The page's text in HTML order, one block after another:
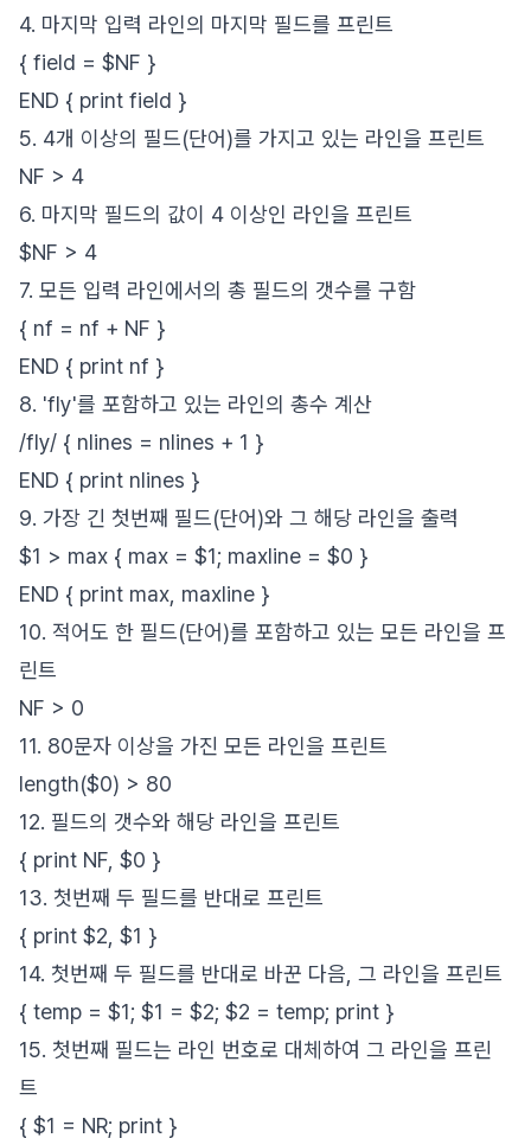
4. 마지막 입력 라인의 마지막 필드를 프린트
{ field = $NF }
END { print field }
5. 4개 이상의 필드(단어)를 가지고 있는 라인을 프린트
NF > 4
6. 마지막 필드의 값이 4 이상인 라인을 프린트
$NF > 4
7. 모든 입력 라인에서의 총 필드의 갯수를 구함
{ nf = nf + NF }
END { print nf }
8. 'fly'를 포함하고 있는 라인의 총수 계산
/fly/ { nlines = nlines + 1 }
END { print nlines }
9. 가장 긴 첫번째 필드(단어)와 그 해당 라인을 출력
$1 > max { max = $1; maxline = $0 }
END { print max, maxline }
10. 적어도 한 필드(단어)를 포함하고 있는 모든 라인을 프
린트
NF > 0
11. 80문자 이상을 가진 모든 라인을 프린트
length($0) > 80
12. 필드의 갯수와 해당 라인을 프린트
{ print NF, $0 }
13. 첫번째 두 필드를 반대로 프린트
{ print $2, $1 }
14. 첫번째 두 필드를 반대로 바꾼 다음, 그 라인을 프린트
{ temp = $1; $1 = $2; $2 = temp; print }
15. 첫번째 필드는 라인 번호로 대체하여 그 라인을 프린
트
{ $1 = NR; print }